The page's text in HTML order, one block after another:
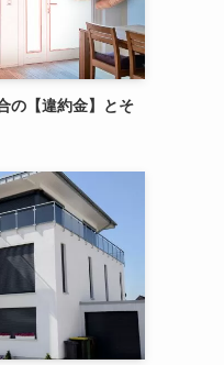
の【違約金】とそ